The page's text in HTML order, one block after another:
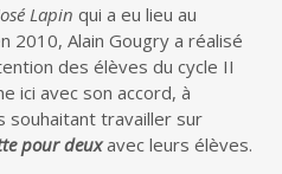
Lapin qui a eu lieu au
2010, Alain Gougry a réalisé
des élèves du cycle II
ici avec son accord, à
souhaitant travailler sur
pour deuxavec leurs élèves.